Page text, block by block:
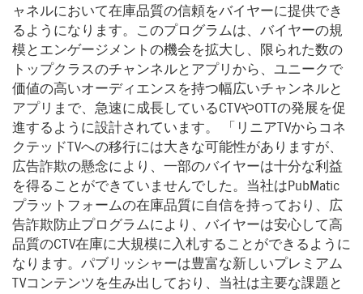
ャネルにおいて在庫品質の信頼をバイヤーに提供でき
るようになります。このプログラムは、バイヤーの規
模とエンゲージメントの機会を拡大し、限られた数の
トップクラスのチャンネルとアプリから、ユニークで
価値の高いオーディエンスを持つ幅広いチャンネルと
アプリまで、急速に成長しているCTVやOTTの発展を促
進するように設計されています。 「リニアTVからコネ
クテッドTVへの移行には大きな可能性がありますが、
広告詐欺の懸念により、一部のバイヤーは十分な利益
を得ることができていませんでした。当社はPubMatic
プラットフォームの在庫品質に自信を持っており、広
告詐欺防止プログラムにより、バイヤーは安心して高
品質のCTV在庫に大規模に入札することができるように
なります。パブリッシャーは豊富な新しいプレミアム
TVコンテンツを生み出しており、当社は主要な課題と